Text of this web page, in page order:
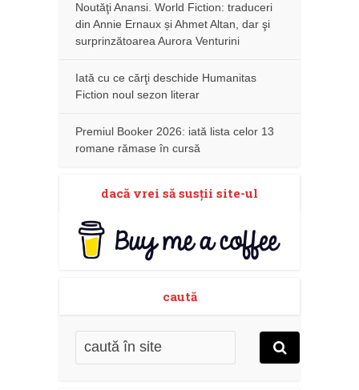
Noutăţi Anansi. World Fiction: traduceri
din Annie Ernaux și Ahmet Altan, dar şi
surprinzătoarea Aurora Venturini
Iată cu ce cărţi deschide Humanitas
Fiction noul sezon literar
Premiul Booker 2026: iată lista celor 13
romane rămase în cursă
dacă vrei să susţii site-ul
caută